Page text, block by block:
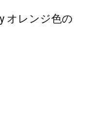
オレンジ色の